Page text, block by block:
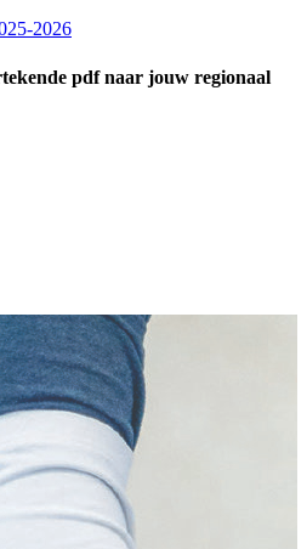
2026
pdf naar jouw regionaal